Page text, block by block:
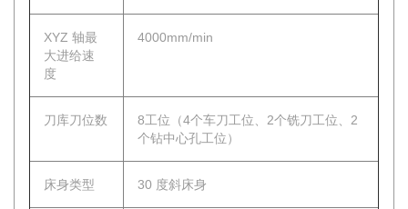
XYZ 轴最
大进给速
度
4000mm/min
刀库刀位数
8工位（4个车刀工位、2个铣刀工位、2
个钻中心孔工位）
床身类型 30 度斜床身